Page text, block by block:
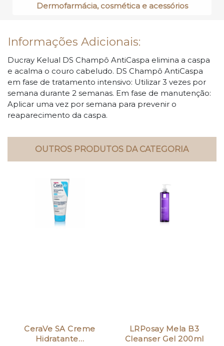
Dermofarmácia, cosmética e acessórios
Informações Adicionais:
Ducray Kelual DS Champô AntiCaspa elimina a caspa
e acalma o couro cabeludo. DS Champô AntiCaspa
em fase de tratamento intensivo: Utilizar 3 vezes por
semana durante 2 semanas. Em fase de manutenção:
Aplicar uma vez por semana para prevenir o
reaparecimento da caspa.
OUTROS PRODUTOS DA CATEGORIA
CeraVe SA Creme
Hidratante…
LRPosay Mela B3
Cleanser Gel 200ml